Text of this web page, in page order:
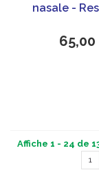
nasale -
65,00
Affiche 1 - 24 de
1